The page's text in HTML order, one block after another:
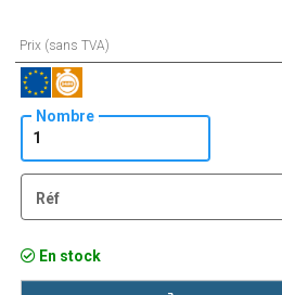
Prix (sans TVA)
Nombre
Réf
En stock